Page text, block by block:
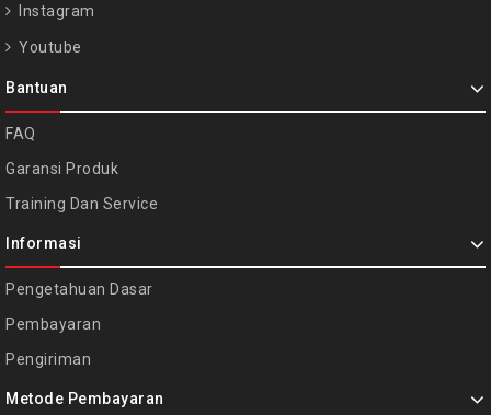
Instagram
Youtube
Bantuan
FAQ
Garansi Produk
Training Dan Service
Informasi
Pengetahuan Dasar
Pembayaran
Pengiriman
Metode Pembayaran